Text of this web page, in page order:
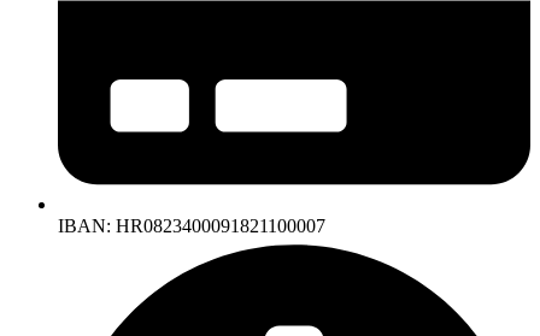
IBAN: HR0823400091821100007